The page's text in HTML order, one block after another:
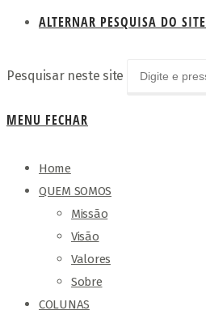
ALTERNAR PESQUISA DO SITE
Pesquisar neste site
MENU FECHAR
Home
QUEM SOMOS
Missão
Visão
Valores
Sobre
COLUNAS